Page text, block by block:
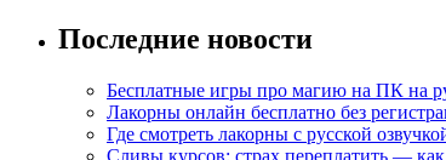
Последние новости
Бесплатные игры про магию на ПК на
Лакорны онлайн бесплатно без
Где смотреть лакорны с русской